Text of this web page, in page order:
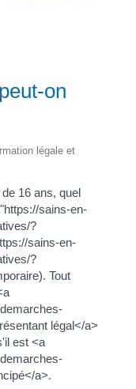
on
légale et
16 ans, quel
sains-en-
?
sains-en-
?
Tout
légal</a>
est <a
a>.